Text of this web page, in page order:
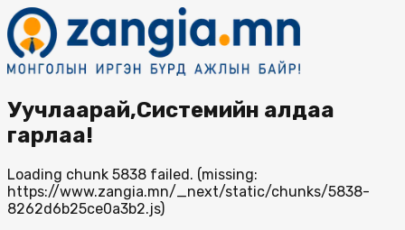
Уучлаарай,Системийн алдаа
гарлаа!
Loading chunk 5838 failed. (missing:
https://www.zangia.mn/_next/static/chunks/5838-
8262d6b25ce0a3b2.js)